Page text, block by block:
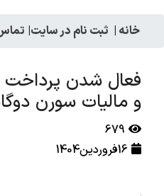
خانه | ثبت نام در سایت|
فعال شدن پرداخت
و مالیات سورن
679
16فروردین1404